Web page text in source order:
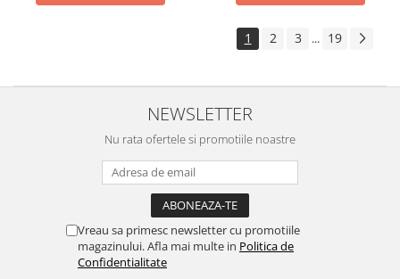
1 2 3 ... 19
NEWSLETTER
Nu rata ofertele si promotiile noastre
Vreau sa primesc newsletter cu promotiile
magazinului. Afla mai multe in Politica de
Confidentialitate